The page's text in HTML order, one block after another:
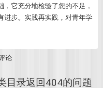
，它充分地检验了您的不足，
进步。实践再实践，对青年学
论
目录返回404的问题